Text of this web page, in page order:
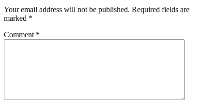
Your email address will not be published. Required fields are
marked *
Comment *